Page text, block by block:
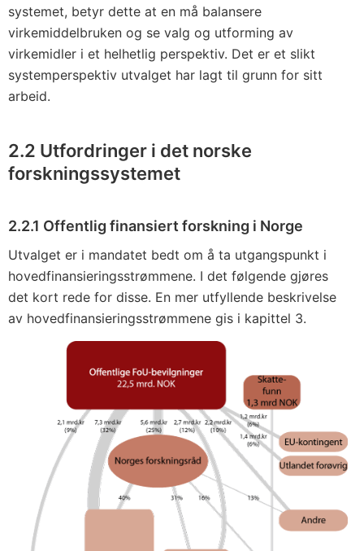
systemet, betyr dette at en må balansere
virkemiddelbruken og se valg og utforming av
virkemidler i et helhetlig perspektiv. Det er et slikt
systemperspektiv utvalget har lagt til grunn for sitt
arbeid.
2.2 Utfordringer i det norske
forskningssystemet
2.2.1 Offentlig finansiert forskning i Norge
Utvalget er i mandatet bedt om å ta utgangspunkt i
hovedfinansieringsstrømmene. I det følgende gjøres
det kort rede for disse. En mer utfyllende beskrivelse
av hovedfinansieringsstrømmene gis i kapittel 3.